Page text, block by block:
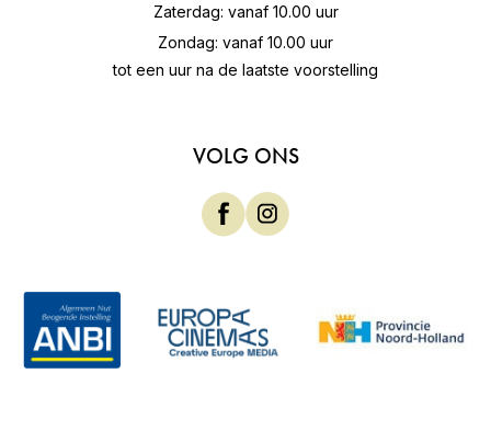
Zaterdag: vanaf 10.00 uur
Zondag: vanaf 10.00 uur
tot een uur na de laatste voorstelling
VOLG ONS